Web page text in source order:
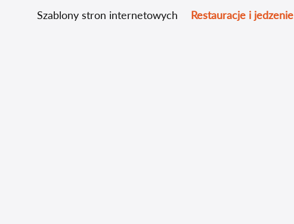
Szablony stron internetowych Restauracje i jedzenie